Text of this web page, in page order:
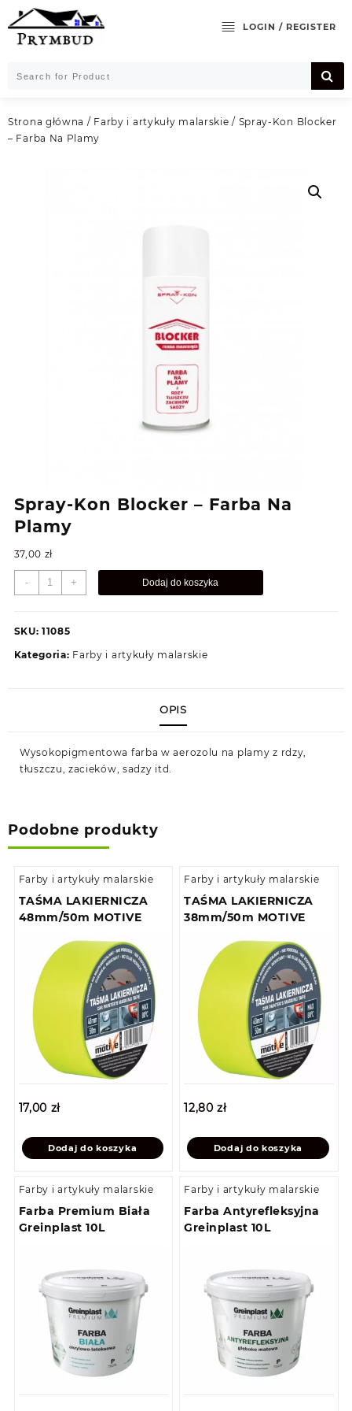
Skip
to
content
LOGIN / REGISTER
Strona główna / Farby i artykuły malarskie / Spray-Kon Blocker
– Farba Na Plamy
Spray-Kon Blocker – Farba Na
Plamy
37,00 zł
-
ilość
Spray-
Blocker
Farba
+ Dodaj do koszyka
SKU: 11085
Kategoria: Farby i artykuły malarskie
OPIS
Wysokopigmentowa farba w aerozolu na plamy z rdzy,
tłuszczu, zacieków, sadzy itd.
Podobne produkty
Farby i artykuły malarskie
TAŚMA LAKIERNICZA
48mm/50m MOTIVE
17,00 zł
Dodaj do koszyka
Farby i artykuły malarskie
TAŚMA LAKIERNICZA
38mm/50m MOTIVE
12,80zł
Dodaj do koszyka
Farby i artykuły malarskie
Farba Premium Biała
Greinplast 10L
Farby i artykuły malarskie
Farba Antyrefleksyjna
Greinplast 10L